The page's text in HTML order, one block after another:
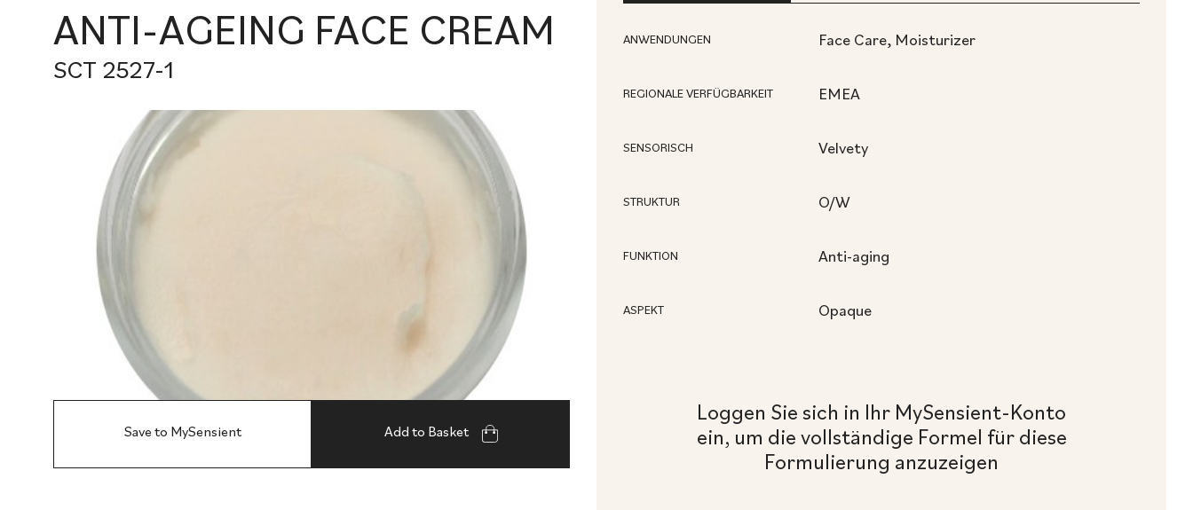
ANTI-AGEING FACE CREAM
SCT 2527-1
Save to MySensient Add to Basket
ANWENDUNGEN Face Care, Moisturizer
REGIONALE VERFÜGBARKEIT EMEA
SENSORISCH Velvety
STRUKTUR O/W
FUNKTION Anti-aging
ASPEKT Opaque
Loggen Sie sich in Ihr MySensient-Konto
ein, um die vollständige Formel für diese
Formulierung anzuzeigen